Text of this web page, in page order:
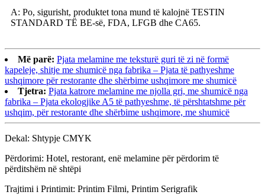
A: Po, sigurisht, produktet tona mund të kalojnë TESTIN
STANDARD TË BE-së, FDA, LFGB dhe CA65.
Më parë: Pjata melamine me teksturë guri të zi në formë
kapeleje, shitje me shumicë nga fabrika – Pjata të pathyeshme
ushqimore për restorante dhe shërbime ushqimore me shumicë
Tjetra: Pjata katrore melamine me njolla gri, me shumicë nga
fabrika – Pjata ekologjike A5 të pathyeshme, të përshtatshme për
ushqim, për restorante dhe shërbime ushqimore, me shumicë
Dekal: Shtypje CMYK
Përdorimi: Hotel, restorant, enë melamine për përdorim të
përditshëm në shtëpi
Trajtimi i Printimit: Printim Filmi, Printim Serigrafik